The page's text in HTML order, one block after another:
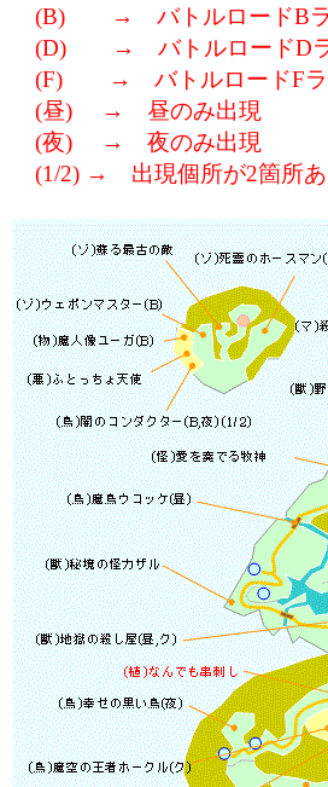
(B) → バトルロードBラ
(D) → バトルロードDラ
(F) → バトルロードFラ
(昼) → 昼のみ出現
(夜) → 夜のみ出現
(1/2) → 出現個所が2箇所あ